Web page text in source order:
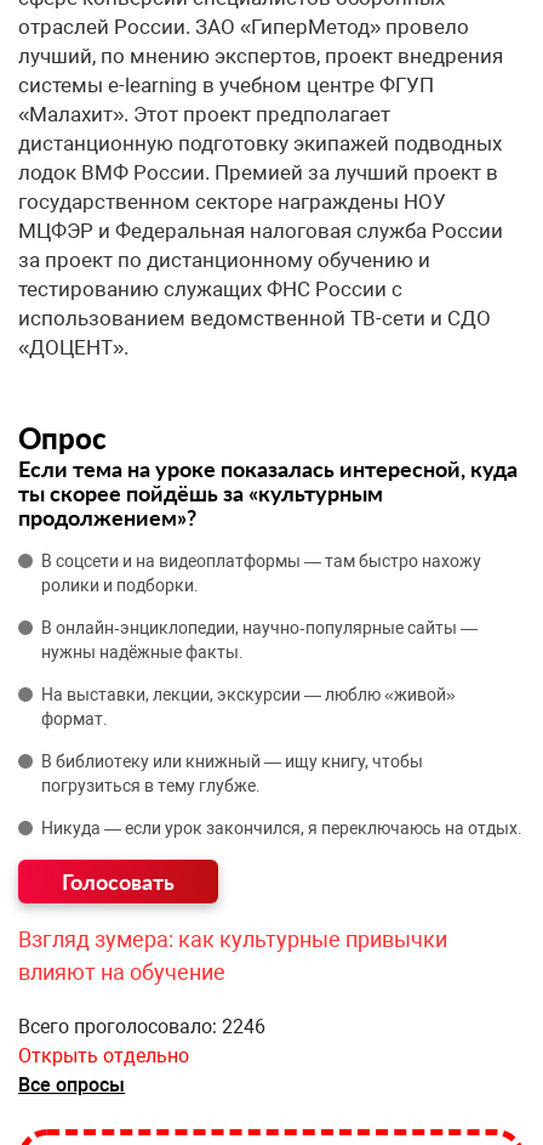
отраслей России. ЗАО «ГиперМетод» провело
лучший, по мнению экспертов, проект внедрения
системы e-learning в учебном центре ФГУП
«Малахит». Этот проект предполагает
дистанционную подготовку экипажей подводных
лодок ВМФ России. Премией за лучший проект в
государственном секторе награждены НОУ
МЦФЭР и Федеральная налоговая служба России
за проект по дистанционному обучению и
тестированию служащих ФНС России с
использованием ведомственной ТВ-сети и СДО
«ДОЦЕНТ».
Опрос
Если тема на уроке показалась интересной, куда
ты скорее пойдёшь за «культурным
продолжением»?
В соцсети и на видеоплатформы — там быстро нахожу
ролики и подборки.
В онлайн‑энциклопедии, научно‑популярные сайты —
нужны надёжные факты.
На выставки, лекции, экскурсии — люблю «живой»
формат.
В библиотеку или книжный — ищу книгу, чтобы
погрузиться в тему глубже.
Никуда — если урок закончился, я переключаюсь на отдых.
Взгляд зумера: как культурные привычки
влияют на обучение
Всего проголосовало: 2246
Открыть отдельно
Все опросы